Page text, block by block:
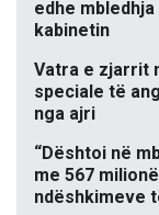
edhe
kabinetin
Vatra e zjarrit
speciale të
nga ajri
“Dështoi në
me 567
ndëshkimeve